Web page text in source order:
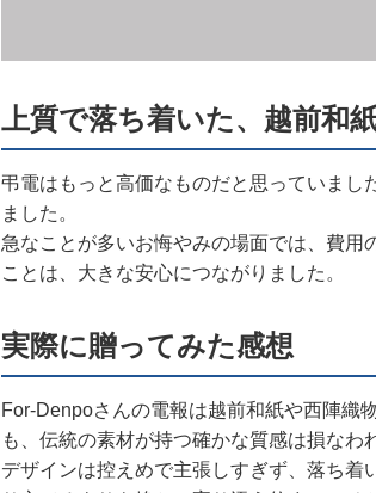
上質で落ち着いた、越前和
弔電はもっと高価なものだと思っていまし
ました。
急なことが多いお悔やみの場面では、費
ことは、大きな安心につながりました。
実際に贈ってみた感想
For-Denpoさんの電報は越前和紙や西陣織
も、伝統の素材が持つ確かな質感は損なわ
デザインは控えめで主張しすぎず、落ち